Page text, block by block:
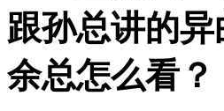
跟孙总讲的
余总怎么看？